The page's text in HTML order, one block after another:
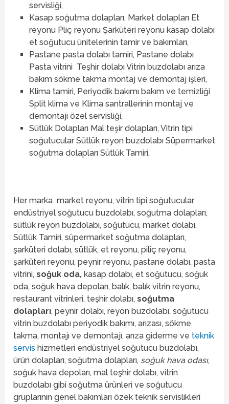
servisliği,
Kasap soğutma dolapları, Market dolapları Et
reyonu Pliç reyonu Şarküteri reyonu kasap dolabı
et soğutucu ünitelerinin tamir ve bakımları,
Pastane pasta dolabı tamiri, Pastane dolabı
Pasta vitrini Teşhir dolabı Vitrin buzdolabı arıza
bakım sökme takma montaj ve demontaj işleri,
Klima tamiri, Periyodik bakımı bakım ve temizliği
Split klima ve Klima santrallerinin montaj ve
demontajı özel servisliği,
Sütlük Dolapları Mal teşir dolapları, Vitrin tipi
soğutucular Sütlük reyon buzdolabı Süpermarket
soğutma dolapları Sütlük Tamiri,
Her marka market reyonu, vitrin tipi soğutucular,
endüstriyel soğutucu buzdolabı, soğutma dolapları,
sütlük reyon buzdolabı, soğutucu, market dolabı,
Sütlük Tamiri, süpermarket soğutma dolapları,
şarküteri dolabı, sütlük, et reyonu, piliç reyonu,
şarküteri reyonu, peynir reyonu, pastane dolabı, pasta
vitrini,soğuk oda, kasap dolabı, et soğutucu, soğuk
oda, soğuk hava depoları, balık, balık vitrin reyonu,
restaurant vitrinleri, teşhir dolabı,soğutma
dolapları, peynir dolabı, reyon buzdolabı, soğutucu
vitrin buzdolabı periyodik bakımı, arızası, sökme
takma, montajı ve demontajı, arıza giderme ve teknik
servis hizmetleri endüstriyel soğutucu buzdolabı,
ürün dolapları, soğutma dolapları, soğuk hava odası,
soğuk hava depoları, mal teşhir dolabı, vitrin
buzdolabı gibi soğutma ürünleri ve soğutucu
gruplarının genel bakımları özek teknik servislikleri